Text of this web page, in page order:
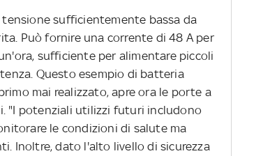
sufficientemente bassa da
Può fornire una corrente di 48 A per
sufficiente per alimentare piccoli
Questo esempio di batteria
mai realizzato, apre ora le porte a
"I potenziali utilizzi futuri includono
le condizioni di salute ma
Inoltre, dato l'alto livello di sicurezza